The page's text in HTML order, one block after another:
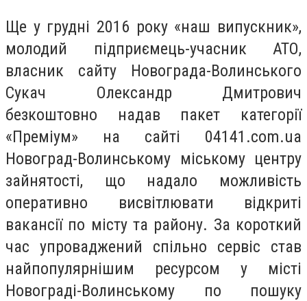
Ще у грудні 2016 року «наш випускник»,
молодий підприємець-учасник АТО,
власник сайту Новограда-Волинського
Сукач Олександр Дмитрович
безкоштовно надав пакет категорії
«Преміум» на сайті 04141.com.ua
Новоград-Волинському міському центру
зайнятості, що надало можливість
оперативно висвітлювати відкриті
вакансії по місту та району. За короткий
час упроваджений спільно сервіс став
найпопулярнішим ресурсом у місті
Новограді-Волинському по пошуку